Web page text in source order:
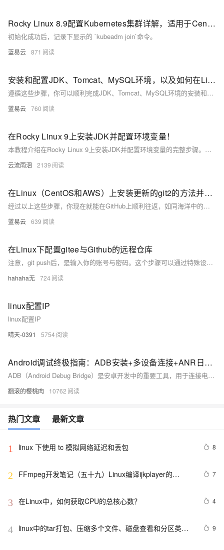
Rocky Linux 8.9配置Kubernetes集群详解，适用于CentOS环境
初始化成功后，记录下显示的 `kubeadm join`命令。
蓝易云 871
安装和配置JDK、Tomcat、MySQL环境，以及如何在Linux下更改后端端口。
遵循这些步骤，你可以顺利完成JDK、Tomcat、MySQL环境的安装和配置，并在Linux下更改后端端口。祝你顺利！
蓝易云 760
在Rocky Linux 9上安装JDK并配置环境变量！
本教程介绍在Rocky Linux 9上安装JDK并配置环境变量的完整步骤。首先更新系统，清理旧版本JDK相关包及残留文件，确保环境干净。接着搜索并安装所需版本的JDK（如OpenJDK 17），验证安装是否成功。然后查找JDK安装路径，配置全局环境变量`JAVA_HOME`和`PATH`，最后验证环境变量设置。按照此流程操作，可顺利完成Java开发环境搭建，支持多版本切换（如JDK 8/11/17）。生产环境请谨慎操作，避免影响现有服务。
云流雨洄 2139
在Linux（CentOS和AWS）上安装更新的git2的方法并配置github-ssh
经过以上这些步骤，你现在就能在GitHub上顺利往返，如同海洋中的航海者自由驰骋。欢迎你加入码农的世界，享受这编程的乐趣吧！
蓝易云 639
在Linux下配置gitee与Github的远程仓库
注意，git push后，是输入你的账号与密码。这个步骤可以通过特殊设置省去，但是一开始还是不要太省。
hahaha无 724
linux配置IP
linux配置IP
晴天-0391 5754
Android调试终极指南：ADB安装+多设备连接+ANR日志抓取全流程解析，覆盖环境变量配置/多设备调试/ANR日志分析全流程，附Win/Mac/Linux三平台解决方案
ADB（Android Debug Bridge）是安卓开发中的重要工具，用于连接电脑与安卓设备，实现文件传输、应用管理、日志抓取等功能。本文介绍了 ADB 的基本概念、安装配置及常用命令。包括：1) 基本命令如 `adb version` 和 `adb devices`；2) 权限操作如 `adb root` 和 `adb shell`；3) APK 操作如安装、卸载应用；4) 文件传输如 `adb push` 和 `adb pull`；5) 日志记录如 `adb logcat`；6) 系统信息获取如屏幕截图和录屏。通过这些功能，用户可高效调试和管理安卓设备。
翻滚的樱桃肉 10762
热门文章 最新文章
1 linux 下使用 tc 模拟网络延迟和丢包 8
2
FFmpeg开发笔记（五十九）Linux编译ijkplayer的
7
3 在Linux中，如何获取CPU的总核心数？ 4
4 linux中的tar打包、压缩多个文件、磁盘查看和分区类、
9